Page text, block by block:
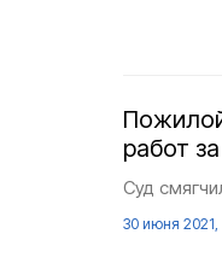
работ
Суд
30 июня 2021,